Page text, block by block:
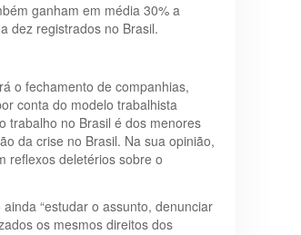
ganham em média 30% a
dez registrados no Brasil.
o fechamento de companhias,
conta do modelo trabalhista
trabalho no Brasil é dos menores
da crise no Brasil. Na sua opinião,
reflexos deletérios sobre o
“estudar o assunto, denunciar
os mesmos direitos dos